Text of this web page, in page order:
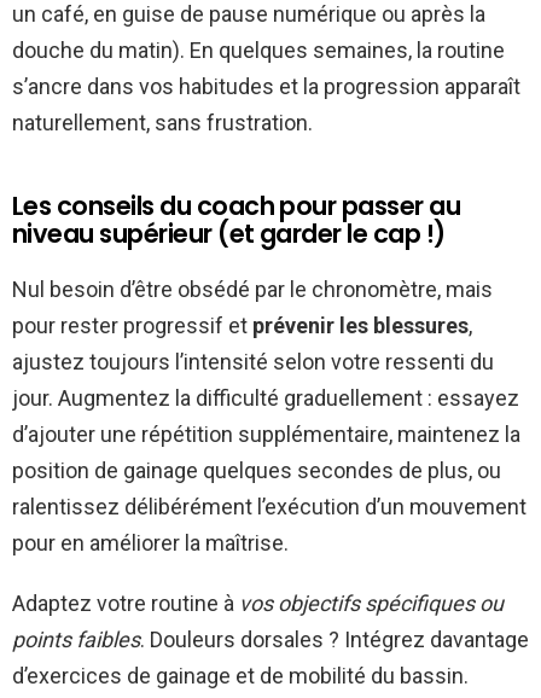
un café, en guise de pause numérique ou après la
douche du matin). En quelques semaines, la routine
s’ancre dans vos habitudes et la progression apparaît
naturellement, sans frustration.
Les conseils du coach pour passer au
niveau supérieur (et garder le cap !)
Nul besoin d’être obsédé par le chronomètre, mais
pour rester progressif et prévenir les blessures,
ajustez toujours l’intensité selon votre ressenti du
jour. Augmentez la difficulté graduellement : essayez
d’ajouter une répétition supplémentaire, maintenez la
position de gainage quelques secondes de plus, ou
ralentissez délibérément l’exécution d’un mouvement
pour en améliorer la maîtrise.
Adaptez votre routine à vos objectifs spécifiques ou
points faibles. Douleurs dorsales ? Intégrez davantage
d’exercices de gainage et de mobilité du bassin.